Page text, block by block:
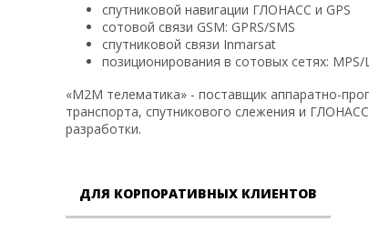
спутниковой навигации ГЛОНАСС и GPS
сотовой связи GSM: GPRS/SMS
спутниковой связи Inmarsat
позиционирования в сотовых сетях: MPS/
«М2М телематика» - поставщик аппаратно-
транспорта, спутникового слежения и
разработки.
ДЛЯ КОРПОРАТИВНЫХ КЛИЕНТОВ